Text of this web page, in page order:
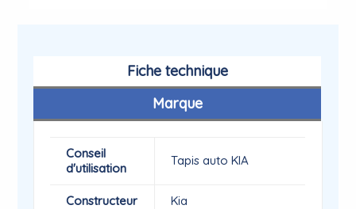
Fiche technique
Marque
Conseil
d'utilisation
Tapis auto KIA
Constructeur Kia